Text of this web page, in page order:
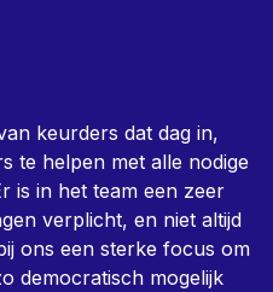
keurders dat dag in,
te helpen met alle nodige
is in het team een zeer
verplicht, en niet altijd
ons een sterke focus om
democratisch mogelijk